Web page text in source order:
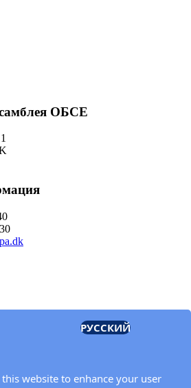
ОБСЕ
РУССКИЙ
website to enhance your user